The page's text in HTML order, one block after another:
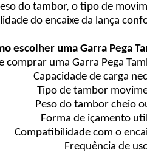
do tambor, o tipo de
do encaixe da lança
escolher uma Garra Pega
comprar uma Garra Pega
Capacidade de carga
Tipo de tambor
Peso do tambor cheio
Forma de içamento
Compatibilidade com o
Frequência de